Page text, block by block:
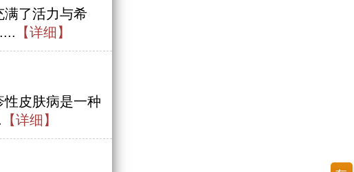
满了活力与希
【详细】
皮肤病是一种
【详细】